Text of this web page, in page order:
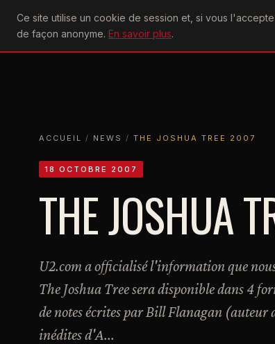
Ce site utilise un cookie de session et, si vous
de façon anonyme. En savoir plus.
U2achtung
ACCUEIL
ACTU
ACCUEIL / NEWS / THE JOSHUA TREE 2007
18 OCTOBRE 2007
THE JOSHUA
U2.com a officialisé l'information que
The Joshua Tree sera disponible dans 4
de notes écrites par Bill Flanagan
inédites d'A...